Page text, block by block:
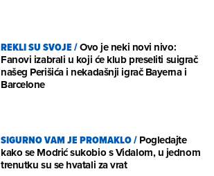
REKLI SU SVOJE/Ovo je neki novi nivo:
Fanovi izabrali u koji će klub preseliti suigrač
našeg Perišića i nekadašnji igrač Bayerna i
Barcelone
SIGURNO VAM JE PROMAKLO/Pogledajte
kako se Modrić sukobio s Vidalom, u jednom
trenutku su se hvatali za vrat